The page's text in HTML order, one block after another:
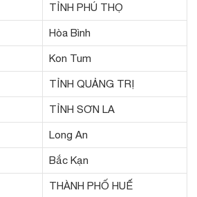
TỈNH PHÚ THỌ
Hòa Bình
Kon Tum
TỈNH QUẢNG TRỊ
TỈNH SƠN LA
Long An
Bắc Kạn
THÀNH PHỐ HUẾ